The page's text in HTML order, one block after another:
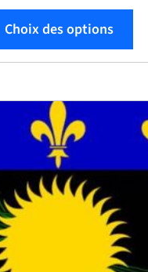
Choix des options